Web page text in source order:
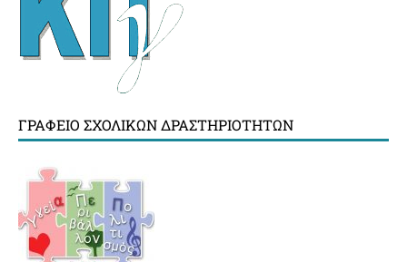
ΓΡΑΦΕΊΟ ΣΧΟΛΙΚΏΝ ΔΡΑΣΤΗΡΙΟΤΉΤΩΝ